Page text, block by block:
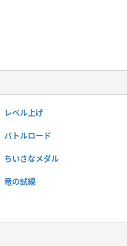
レベル上げ
バトルロード
ちいさなメダル
竜の試練